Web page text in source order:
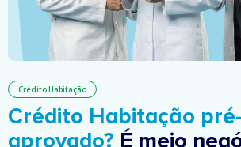
Crédito Habitação
Crédito Habitação pré-
aprovado? É meio